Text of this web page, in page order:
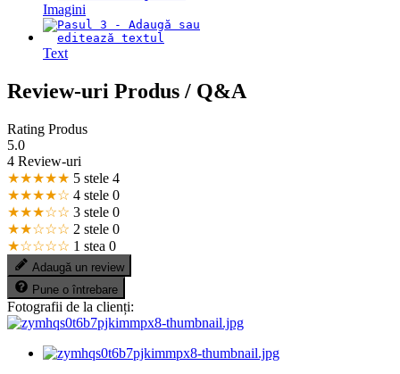
Imagini
Text
Review-uri Produs / Q&A
Rating Produs
5.0
4 Review-uri
★★★★★ 5 stele 4
★★★★☆ 4 stele 0
★★★☆☆ 3 stele 0
★★☆☆☆ 2 stele 0
★☆☆☆☆ 1 stea 0
Adaugă un review
Pune o întrebare
Fotografii de la clienți: